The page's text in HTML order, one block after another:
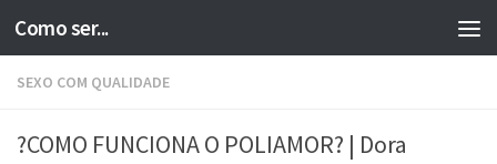
Skip to content
Como ser...
SEXO COM QUALIDADE
?COMO FUNCIONA O POLIAMOR? | Dora